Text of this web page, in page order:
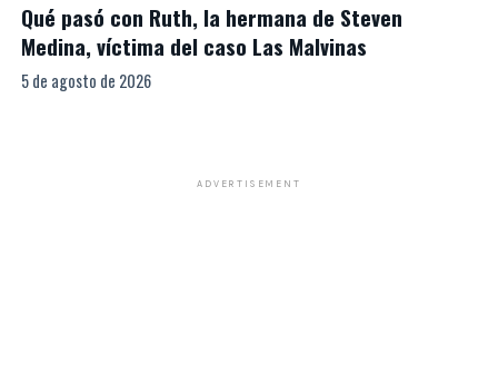
Qué pasó con Ruth, la hermana de Steven
Medina, víctima del caso Las Malvinas
5 de agosto de 2026
ADVERTISEMENT